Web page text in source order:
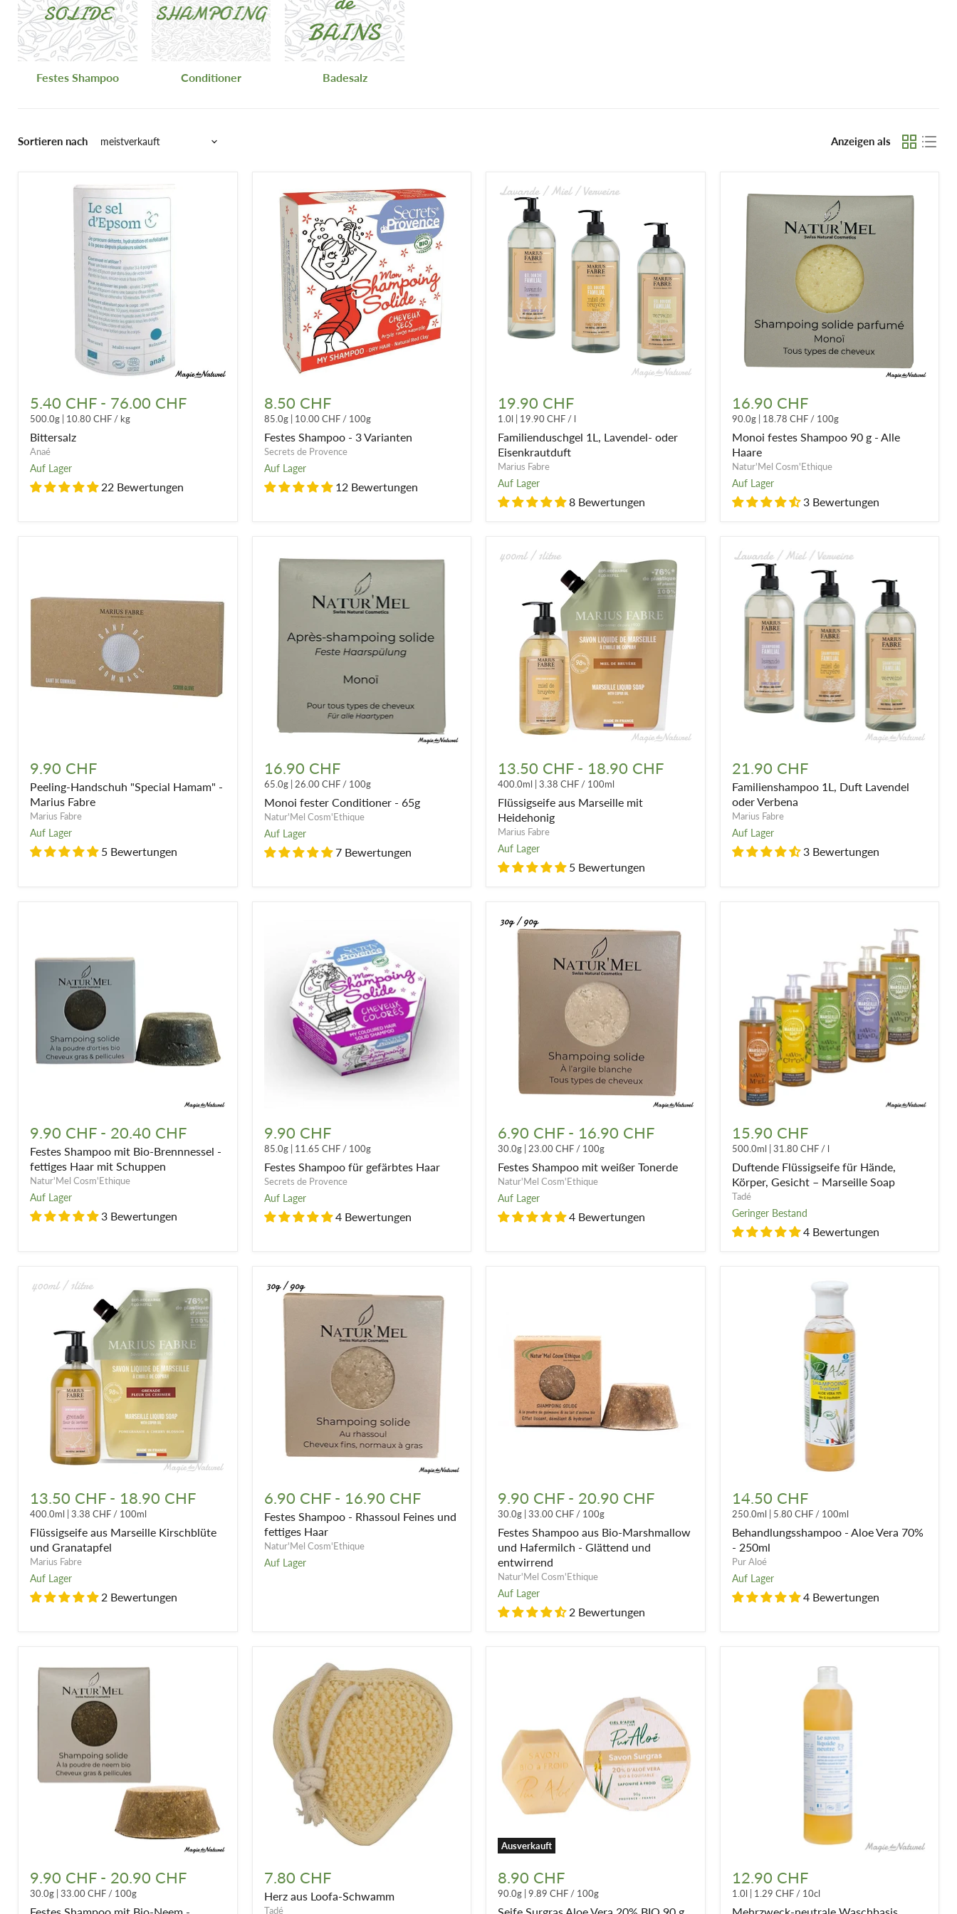
Festes Shampoo Conditioner Badesalz
Sortieren nach Anzeigen als
5.40 CHF- 76.00 CHF
500.0g 10.80 CHF/ kg
Bittersalz
Anaé
Auf Lager
22 Bewertungen
Shampoo
-
3
Varianten
8.50 CHF
85.0g| 10.00 CHF/ 100g
Festes Shampoo - 3 Varianten
Secrets de Provence
Auf Lager
12 Bewertungen
1L,
Lavendel-
oder
Eisenkrautduft
19.90 CHF
1.0l 19.90 CHF/ l
Familienduschgel 1L, Lavendel- oder
Eisenkrautduft
Marius Fabre
Auf Lager
8 Bewertungen
festes
Shampoo
90
g
-
Alle
Haare
16.90 CHF
90.0g| 18.78 CHF/ 100g
Monoi festes Shampoo 90 g - Alle
Haare
Natur'Mel Cosm'Ethique
Auf Lager
3 Bewertungen
Handschuh
"Special
Hamam"
-
Marius
Fabre
9.90 CHF
Peeling-Handschuh "Special Hamam" -
Marius Fabre
Marius Fabre
Auf Lager
5 Bewertungen
fester
Conditioner
-
65g
16.90 CHF
65.0g| 26.00 CHF/ 100g
Monoi fester Conditioner - 65g
Natur'Mel Cosm'Ethique
Auf Lager
7 Bewertungen
aus
Marseille
mit
Heidehonig
13.50 CHF- 18.90 CHF
400.0ml 3.38 CHF / 100ml
Flüssigseife aus Marseille mit
Heidehonig
Marius Fabre
Auf Lager
5 Bewertungen
1L,
Duft
Lavendel
oder
Verbena
21.90 CHF
Familienshampoo 1L, Duft Lavendel
oder Verbena
Marius Fabre
Auf Lager
3 Bewertungen
Shampoo
mit
Bio-
Brennnessel
-
fettiges
Haar
mit
9.90 CHF- 20.40 CHF
Festes Shampoo mit Bio-Brennnessel -
fettiges Haar mit Schuppen
Natur'Mel Cosm'Ethique
Auf Lager
3 Bewertungen
Shampoo
für
gefärbtes
Haar
9.90 CHF
85.0g| 11.65 CHF/ 100g
Festes Shampoo für gefärbtes Haar
Secrets de Provence
Auf Lager
4 Bewertungen
Shampoo
mit
weißer
Tonerde
6.90 CHF- 16.90 CHF
30.0g 23.00 CHF/ 100g
Festes Shampoo mit weißer Tonerde
Natur'Mel Cosm'Ethique
Auf Lager
4 Bewertungen
Flüssigseife
für
Hände,
Körper,
Gesicht
–
Marseille
Soap
15.90 CHF
500.0ml 31.80 CHF/ l
Duftende Flüssigseife für Hände,
Körper, Gesicht – Marseille Soap
Tadé
Geringer Bestand
4 Bewertungen
aus
Marseille
Kirschblüte
und
Granatapfel
13.50 CHF- 18.90 CHF
400.0ml 3.38 CHF / 100ml
Flüssigseife aus Marseille Kirschblüte
und Granatapfel
Marius Fabre
Auf Lager
2 Bewertungen
Shampoo
-
Rhassoul
Feines
und
fettiges
Haar
6.90 CHF- 16.90 CHF
Festes Shampoo - Rhassoul Feines und
fettiges Haar
Natur'Mel Cosm'Ethique
Auf Lager
Shampoo
aus
Bio-
Marshmallow
und
Hafermilch
-
Glättend
und
entwirrend
9.90 CHF- 20.90 CHF
30.0g 33.00 CHF / 100g
Festes Shampoo aus Bio-Marshmallow
und Hafermilch - Glättend und
entwirrend
Natur'Mel Cosm'Ethique
Auf Lager
2 Bewertungen
-
Aloe
Vera
70%
250ml
14.50 CHF
250.0ml 5.80 CHF/ 100ml
Behandlungsshampoo - Aloe Vera 70%
- 250ml
Pur Aloé
Auf Lager
4 Bewertungen
Shampoo
mit
Bio-
Neem
9.90 CHF- 20.90 CHF
30.0g 33.00 CHF/ 100g
aus
Loofa-
Schwamm
7.80 CHF
Herz aus Loofa-Schwamm
Tadé
Ausverkauft
Surgras
Aloe
Vera
20%
8.90 CHF
90.0g 9.89 CHF/ 100g
neutrale
Waschbasis
12.90 CHF
1.0l 1.29 CHF/ 10cl